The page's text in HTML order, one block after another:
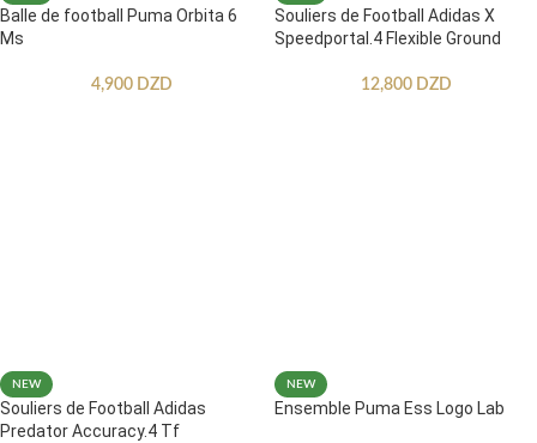
Balle de football Puma Orbita 6
Ms
4,900 DZD
Souliers de Football Adidas X
Speedportal.4 Flexible Ground
12,800 DZD
NEW
Souliers de Football Adidas
Predator Accuracy.4 Tf
NEW
Ensemble Puma Ess Logo Lab